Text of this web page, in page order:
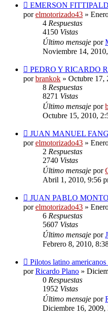
EMERSON
porelmotorizado43 »
4 Respuestas
4150 Vistas
Último mensaje por
Noviembre 14,
PEDRO Y RICARDO
porbrankok » Octubre 17,
8 Respuestas
8271 Vistas
Último mensaje por
Octubre 15, 2010,
JUAN MANUEL
porelmotorizado43 »
2 Respuestas
2740 Vistas
Último mensaje por
Abril 1, 2010, 9:56
JUAN PABLO
porelmotorizado43 »
6 Respuestas
5607 Vistas
Último mensaje por
Febrero 8, 2010,
Pilotos latino americanos
porRicardo Plano »
0 Respuestas
1952 Vistas
Último mensaje por
Diciembre 16, 2009,